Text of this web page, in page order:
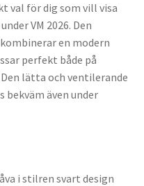
val för dig som vill visa
VM 2026. Den
en modern
perfekt både på
lätta och ventilerande
även under
i stilren svart design